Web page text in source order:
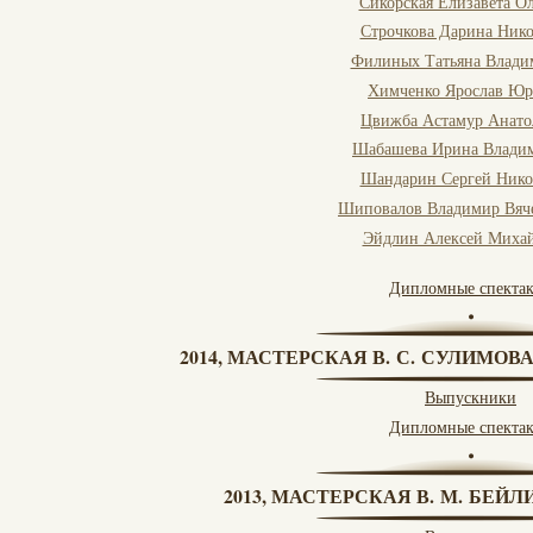
Строчкова Дарина
Филиных Татьяна
Химченко Ярослав
Цвижба Астамур
Шабашева Ирина
Шандарин Сергей
Шиповалов Владимир
Эйдлин Алексей
Дипломные
2014, МАСТЕРСКАЯ В. С.
Выпускники
Дипломные
2013, МАСТЕРСКАЯ В. М.